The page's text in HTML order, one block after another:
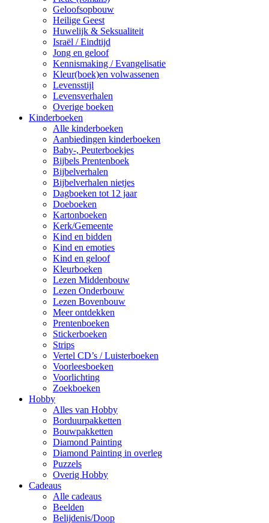
Geloofsopbouw
Heilige Geest
Huwelijk & Seksualiteit
Israël / Eindtijd
Jong en geloof
Kennismaking / Evangelisatie
Kleur(boek)en volwassenen
Levensstijl
Levensverhalen
Overige boeken
Kinderboeken
Alle kinderboeken
Aanbiedingen kinderboeken
Baby-, Peuterboekjes
Bijbels Prentenboek
Bijbelverhalen
Bijbelverhalen nietjes
Dagboeken tot 12 jaar
Doeboeken
Kartonboeken
Kerk/Gemeente
Kind en bidden
Kind en emoties
Kind en geloof
Kleurboeken
Lezen Middenbouw
Lezen Onderbouw
Lezen Bovenbouw
Meer ontdekken
Prentenboeken
Stickerboeken
Strips
Vertel CD’s / Luisterboeken
Voorleesboeken
Voorlichting
Zoekboeken
Hobby
Alles van Hobby
Borduurpakketten
Bouwpakketten
Diamond Painting
Diamond Painting in overleg
Puzzels
Overig Hobby
Cadeaus
Alle cadeaus
Beelden
Belijdenis/Doop